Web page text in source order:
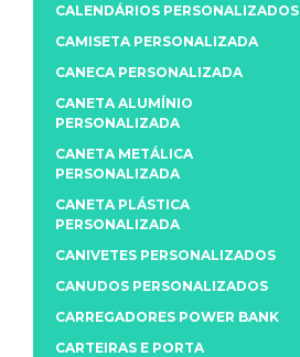
CALENDÁRIOS PERSONALIZADOS
CAMISETA PERSONALIZADA
CANECA PERSONALIZADA
CANETA ALUMÍNIO
PERSONALIZADA
CANETA METÁLICA
PERSONALIZADA
CANETA PLÁSTICA
PERSONALIZADA
CANIVETES PERSONALIZADOS
CANUDOS PERSONALIZADOS
CARREGADORES POWER BANK
CARTEIRAS E PORTA